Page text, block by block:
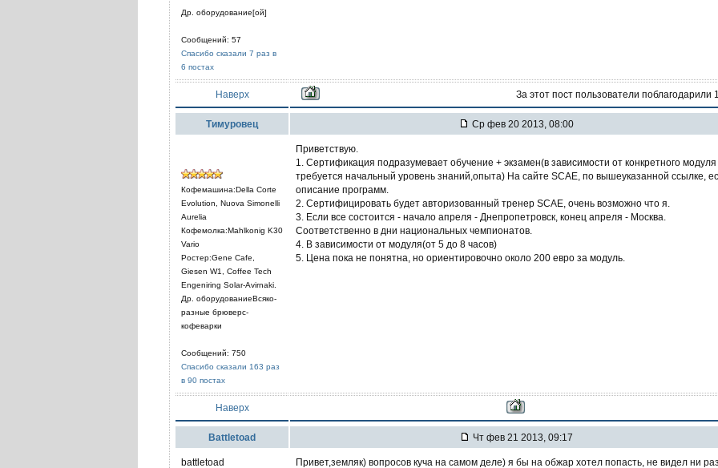
Др. оборудование[ой]
Сообщений: 57
Спасибо сказали 7 раз в
6 постах
Наверх За этот пост пользователи поблагодарили
Тимуровец Ср фев 20 2013, 08:00
Кофемашина:Della Corte
Evolution, Nuova Simonelli
Aurelia
Кофемолка:Mahlkonig K30
Vario
Ростер:Gene Cafe,
Giesen W1, Coffee Tech
Engeniring Solar-Avirnaki.
Др. оборудованиеВсяко-
разные брюверс-
кофеварки
Сообщений: 750
Спасибо сказали 163 раз
в 90 постах
Приветствую.
1. Сертификация подразумевает обучение + экзамен(в зависимости от конкретного модуля
требуется начальный уровень знаний,опыта) На сайте SCAE, по вышеуказанной ссылке,
описание программ.
2. Сертифицировать будет авторизованный тренер SCAE, очень возможно что я.
3. Если все состоится - начало апреля - Днепропетровск, конец апреля - Москва.
Соответственно в дни национальных чемпионатов.
4. В зависимости от модуля(от 5 до 8 часов)
5. Цена пока не понятна, но ориентировочно около 200 евро за модуль.
Наверх
Battletoad Чт фев 21 2013, 09:17
battletoad
Привет,земляк) вопросов куча на самом деле) я бы на обжар хотел попасть, не видел ни